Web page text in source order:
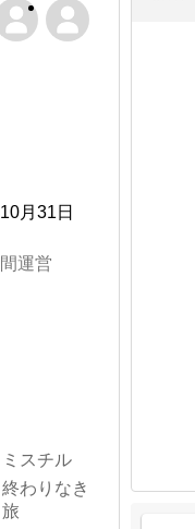
月31日
運営
ミスチル
終わりなき
旅